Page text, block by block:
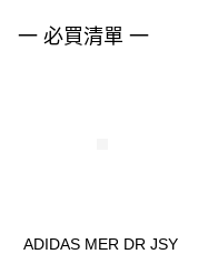
４．使用「AFTEE先享後付
一 必買清單 一
ADIDAS MER DR JSY